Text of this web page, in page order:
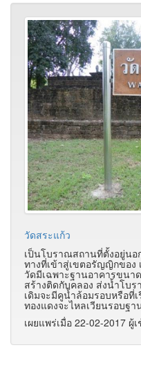
วัดสระแก้ว
เป็นโบราณสถานที่ตั้งอยู่นอ
ทางที่เข้าสู่เขตอรัญญิกของ
วัดมีเฉพาะฐานอาคารขนา
สร้างติดกับคลอง ส่งน้ำโบ
เดิมจะมีคูน้ำล้อมรอบหรือที่
ทองแดงจะไหลเวียนรอบฐา
เผยแพร่เมื่อ 22-02-2017 ผู้